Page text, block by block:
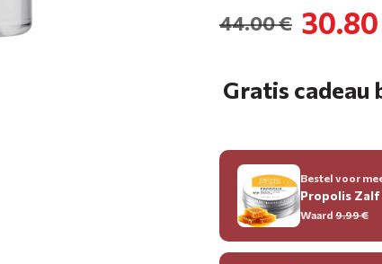
44.00 €
Gratis cadeau
Bestel voor
Propolis Zalf
Waard 9.99€